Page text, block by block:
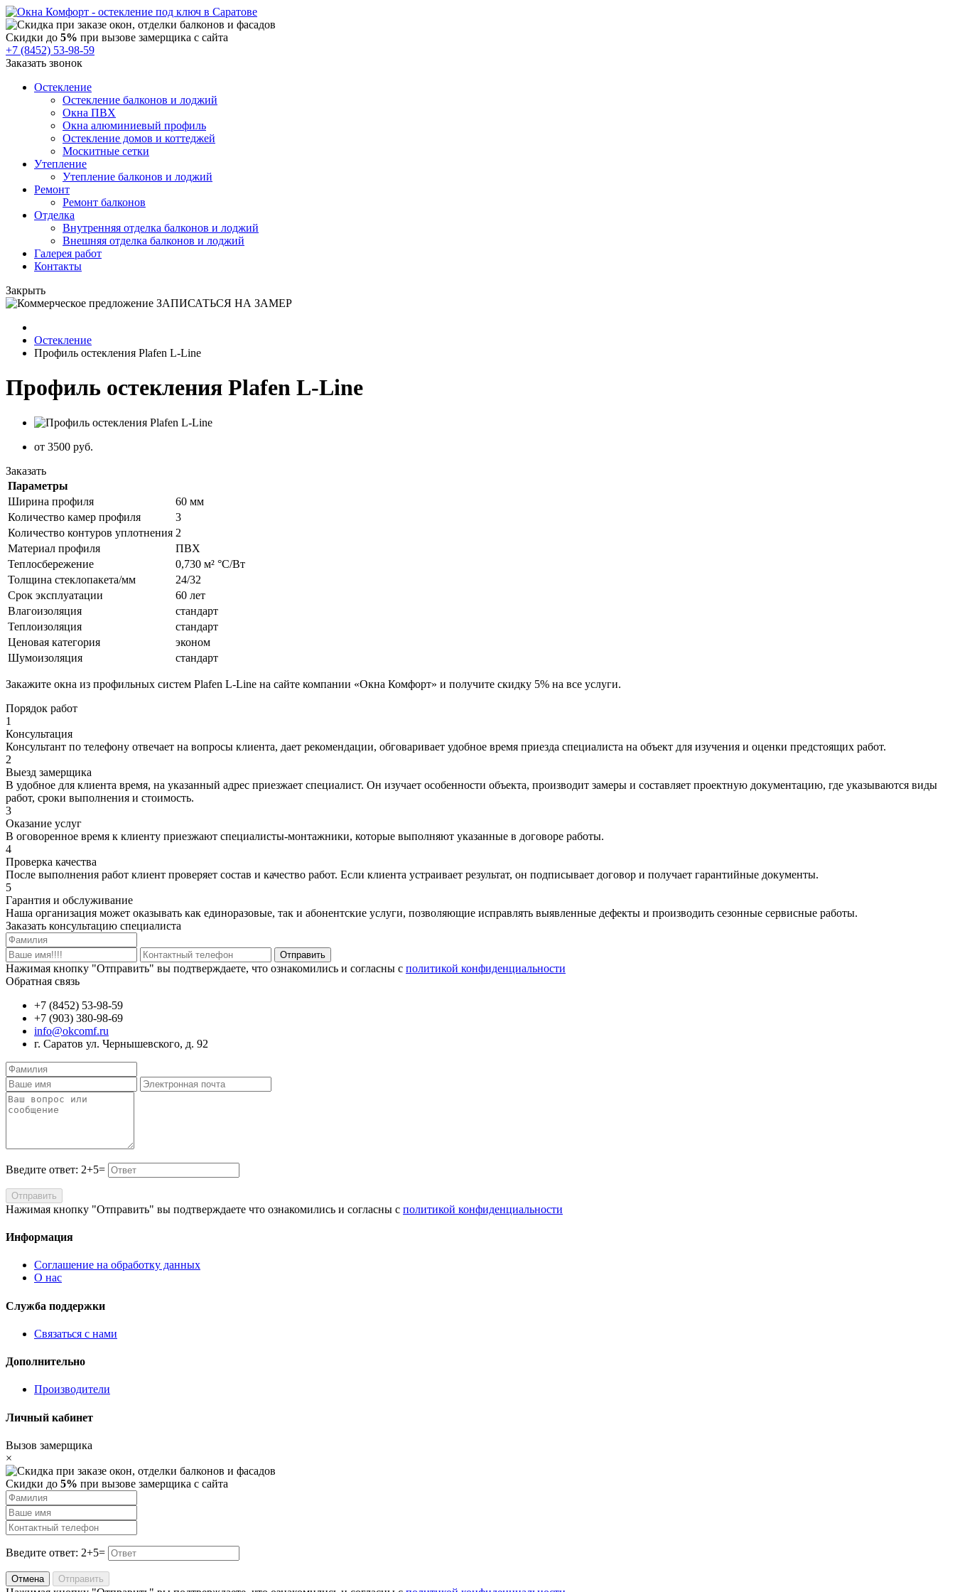
Скидки до 5% при вызове замерщика с сайта
+7 (8452) 53-98-59
Заказать звонок
Остекление
Остекление балконов и лоджий
Окна ПВХ
Окна алюминиевый профиль
Остекление домов и коттеджей
Москитные сетки
Утепление
Утепление балконов и лоджий
Ремонт
Ремонт балконов
Отделка
Внутренняя отделка балконов и лоджий
Внешняя отделка балконов и лоджий
Галерея работ
Контакты
Закрыть
ЗАПИСАТЬСЯ НА ЗАМЕР
Остекление
Профиль остекления Plafen L-Line
Профиль остекления Plafen L-Line
от 3500 руб.
Заказать
Параметры
Ширина профиля
60 мм
Количество камер профиля
3
Количество контуров уплотнения 2
Материал профиля
ПВХ
Теплосбережение
0,730 м² °С/Вт
Толщина стеклопакета/мм
24/32
Срок эксплуатации
60 лет
Влагоизоляция
стандарт
Теплоизоляция
стандарт
Ценовая категория
эконом
Шумоизоляция
стандарт
Закажите окна из профильных систем Plafen L-Line на сайте компании «Окна Комфорт» и получите скидку 5% на все услуги.
Порядок работ
1
Консультация
Консультант по телефону отвечает на вопросы клиента, дает рекомендации, обговаривает удобное время приезда специалиста на объект для изучения и оценки предстоящих работ.
2
Выезд замерщика
В удобное для клиента время, на указанный адрес приезжает специалист. Он изучает особенности объекта, производит замеры и составляет проектную документацию, где указываются виды
работ, сроки выполнения и стоимость.
3
Оказание услуг
В оговоренное время к клиенту приезжают специалисты-монтажники, которые выполняют указанные в договоре работы.
4
Проверка качества
После выполнения работ клиент проверяет состав и качество работ. Если клиента устраивает результат, он подписывает договор и получает гарантийные документы.
5
Гарантия и обслуживание
Наша организация может оказывать как единоразовые, так и абонентские услуги, позволяющие исправлять выявленные дефекты и производить сезонные сервисные работы.
Заказать консультацию специалиста
Отправить
Нажимая кнопку "Отправить" вы подтверждаете, что ознакомились и согласны с политикой конфиденциальности
Обратная связь
+7 (8452) 53-98-59
+7 (903) 380-98-69
info@okcomf.ru
г. Саратов ул. Чернышевского, д. 92
Введите ответ: 2+5=
Отправить
Нажимая кнопку "Отправить" вы подтверждаете что ознакомились и согласны с политикой конфиденциальности
Информация
Соглашение на обработку данных
О нас
Служба поддержки
Связаться с нами
Дополнительно
Производители
Личный кабинет
Вызов замерщика
×
Скидки до 5% при вызове замерщика с сайта
Введите ответ: 2+5=
Отмена Отправить